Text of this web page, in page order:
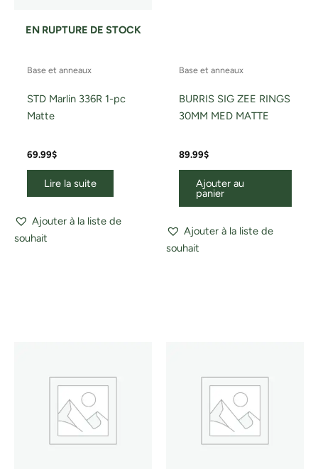
EN RUPTURE DE STOCK
Base et anneaux
STD Marlin 336R 1-pc
Matte
69.99$
Lire la suite
Ajouter à la liste de
souhait
Base et anneaux
BURRIS SIG ZEE RINGS
30MM MED MATTE
89.99$
Ajouter au
panier
Ajouter à la liste de
souhait